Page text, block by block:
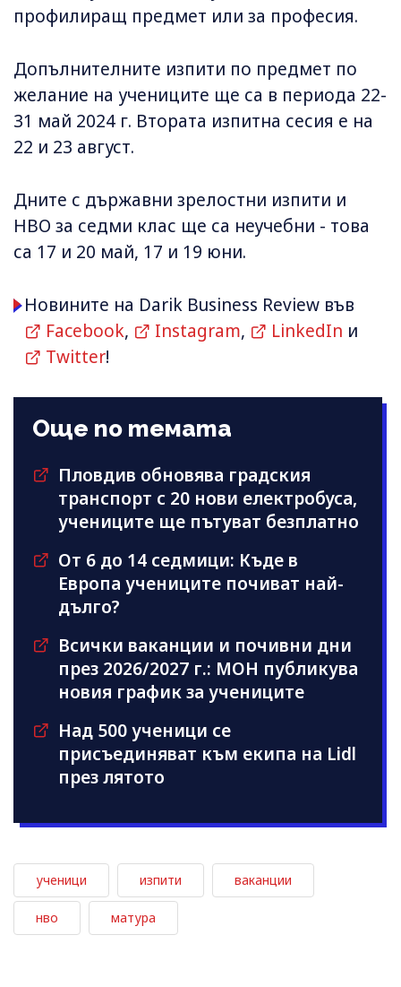
профилиращ предмет или за професия.
Допълнителните изпити по предмет по
желание на учениците ще са в периода 22-
31 май 2024 г. Втората изпитна сесия е на
22 и 23 август.
Дните с държавни зрелостни изпити и
НВО за седми клас ще са неучебни - това
са 17 и 20 май, 17 и 19 юни.
Новините на Darik Business Review във
Facebook, Instagram, LinkedIn и
Twitter!
Още по темата
Пловдив обновява градския
транспорт с 20 нови електробуса,
учениците ще пътуват безплатно
От 6 до 14 седмици: Къде в
Европа учениците почиват най-
дълго?
Всички ваканции и почивни дни
през 2026/2027 г.: МОН публикува
новия график за учениците
Над 500 ученици се
присъединяват към екипа на Lidl
през лятото
ученици изпити ваканции
нво матура